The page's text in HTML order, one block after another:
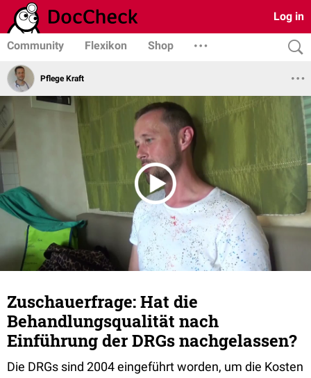
Log in
Community Flexikon Shop
Pflege Kraft
Zuschauerfrage: Hat die
Behandlungsqualität nach
Einführung der DRGs nachgelassen?
Die DRGs sind 2004 eingeführt worden, um die Kosten